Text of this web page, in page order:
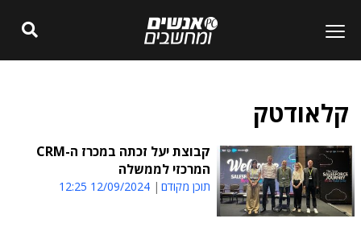
קלאודטק
קבוצת יעל זכתה במכרז ה-CRM
המרכזי לממשלה
תוכן מקודם 12/09/2024 12:25